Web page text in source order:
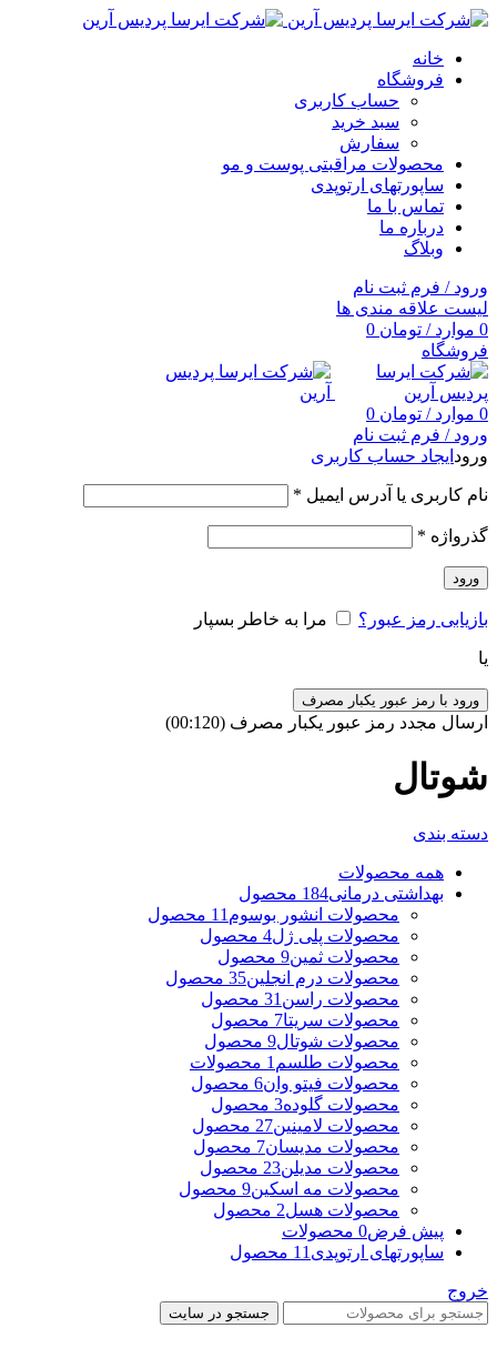
خانه
فروشگاه
حساب کاربری
سبد خرید
سفارش
محصولات مراقبتی پوست و مو
ساپورتهای ارتوپدی
تماس با ما
درباره ما
وبلاگ
ورود / فرم ثبت نام
لیست علاقه مندی ها
0 موارد / تومان
فروشگاه
0 موارد / تومان
ورود / فرم ثبت نام
ورود ایجاد حساب کاربری
نام کاربری یا آدرس ایمیل *
گذرواژه *
ورود
بازیابی رمز عبور؟ مرا به خاطر بسپار
یا
ورود با رمز عبور یکبار مصرف
ارسال مجدد رمز عبور یکبار مصرف (00:
120
)
شوتال
دسته بندی
همه محصولات
بهداشتی درمانی184 محصول
محصولات انشور بوسوم 11 محصول
محصولات پلی ژل4 محصول
محصولات ثمین9 محصول
محصولات درم انجلین35 محصول
محصولات راسن 31 محصول
محصولات سریتا7 محصول
محصولات شوتال9 محصول
محصولات طلسم 1 محصولات
محصولات فیتو وان6 محصول
محصولات گلوده3 محصول
محصولات لامینین27 محصول
محصولات مدیسان7 محصول
محصولات مدیلن23 محصول
محصولات مه اسکین9 محصول
محصولات هسل2 محصول
پیش فرض0 محصولات
ساپورتهای ارتوپدی 11 محصول
خروج
جستجو در سایت